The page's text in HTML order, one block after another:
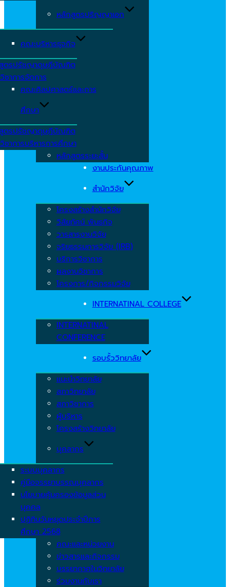
หลักสูตรปริญญาเอก
คณะบริหารธุจกิจ
ตรปรัชญาดุษฎีบัณฑิต
ชาการจัดการ
คณะศิลปศาสตร์และการ
ศึกษา
ตรปรัชญาดุษฎีบัณฑิต
ชาการบริหารการศึกษา
หลักสูตรระยะสั้น
งานประกันคุณภาพ
สำนักวิจัย
โครงสร้างสำนักวิจัย
วิสัยทัศน์ พันธกิจ
วารสารงานวิจัย
จริยธรรมการวิจัย (IRB)
บริการวิชาการ
ผลงานวิชาการ
โครงการ/กิจกรรมวิจัย
INTERNATINAL COLLEGE
INTERNATINAL
CONFERENCE
รอบรั้ววิทยาลัย
แนะนำวิทยาลัย
สภาวิทยาลัย
สภาวิชาการ
ผู้บริหาร
โครงสร้างวิทยาลัย
บุคลากร
ระบบบุคลากร
คู่มือจรรยาบรรณบุคลากร
นโยบายคุ้มครองข้อมูลส่วน
บุคคล
ปฏิทินวันหยุดประจำปีการ
ศึกษา 2568
คณะและหน่วยงาน
ข่าวสารและกิจกรรม
บรรยากาศในวิทยาลัย
ร่วมงานกับเรา